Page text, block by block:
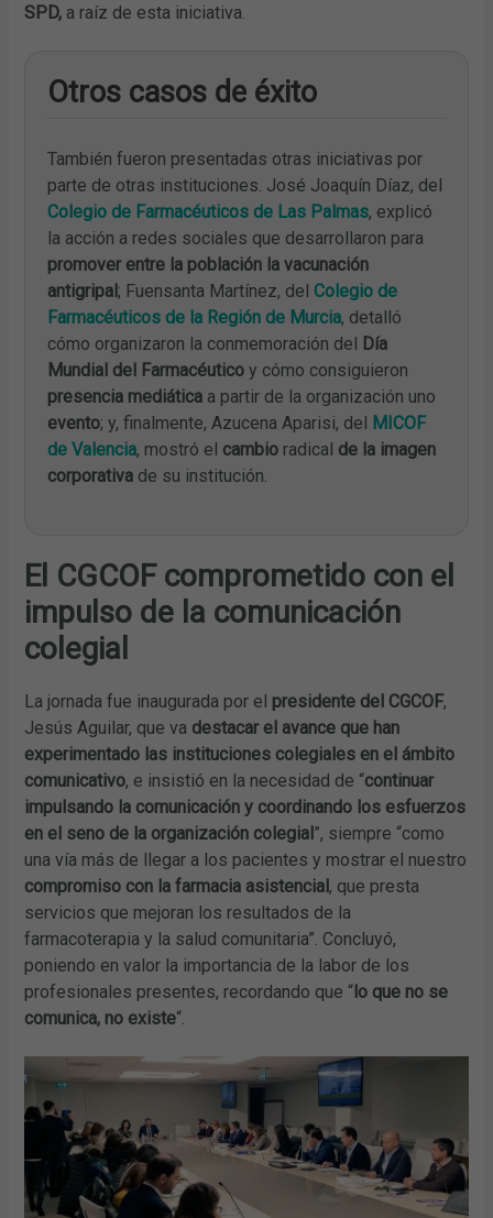
SPD, a raíz de esta iniciativa.
Otros casos de éxito
También fueron presentadas otras iniciativas por
parte de otras instituciones. José Joaquín Díaz, del
Colegio de Farmacéuticos de Las Palmas, explicó
la acción a redes sociales que desarrollaron para
promover entre la población la vacunación
antigripal ; Fuensanta Martínez, delColegio de
Farmacéuticos de la Región de Murcia, detalló
cómo organizaron la conmemoración del Día
Mundial del Farmacéutico y cómo consiguieron
presencia mediática a partir de la organización uno
evento; y, finalmente, Azucena Aparisi, del MICOF
de Valencia, mostró el cambio radical de la imagen
corporativa de su institución.
El CGCOF comprometido con el
impulso de la comunicación
colegial
La jornada fue inaugurada por el presidente del CGCOF,
Jesús Aguilar, que va destacar el avance que han
experimentado las instituciones colegiales en el ámbito
comunicativo, e insistió en la necesidad de “continuar
impulsando la comunicación y coordinando los esfuerzos
en el seno de la organización colegial ”, siempre “como
una vía más de llegar a los pacientes y mostrar el nuestro
compromiso con la farmacia asistencial, que presta
servicios que mejoran los resultados de la
farmacoterapia y la salud comunitaria”. Concluyó,
poniendo en valor la importancia de la labor de los
profesionales presentes, recordando que “ lo que no se
comunica, no existe“.